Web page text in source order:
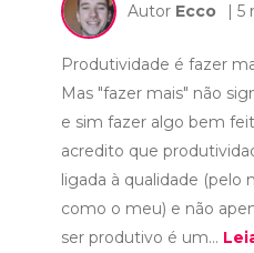
Autor Ecco | 5
Produtividade é fazer
Mas "fazer mais" não
e sim fazer algo bem
acredito que
ligada à qualidade (pelo
como o meu) e não
ser produtivo é um...